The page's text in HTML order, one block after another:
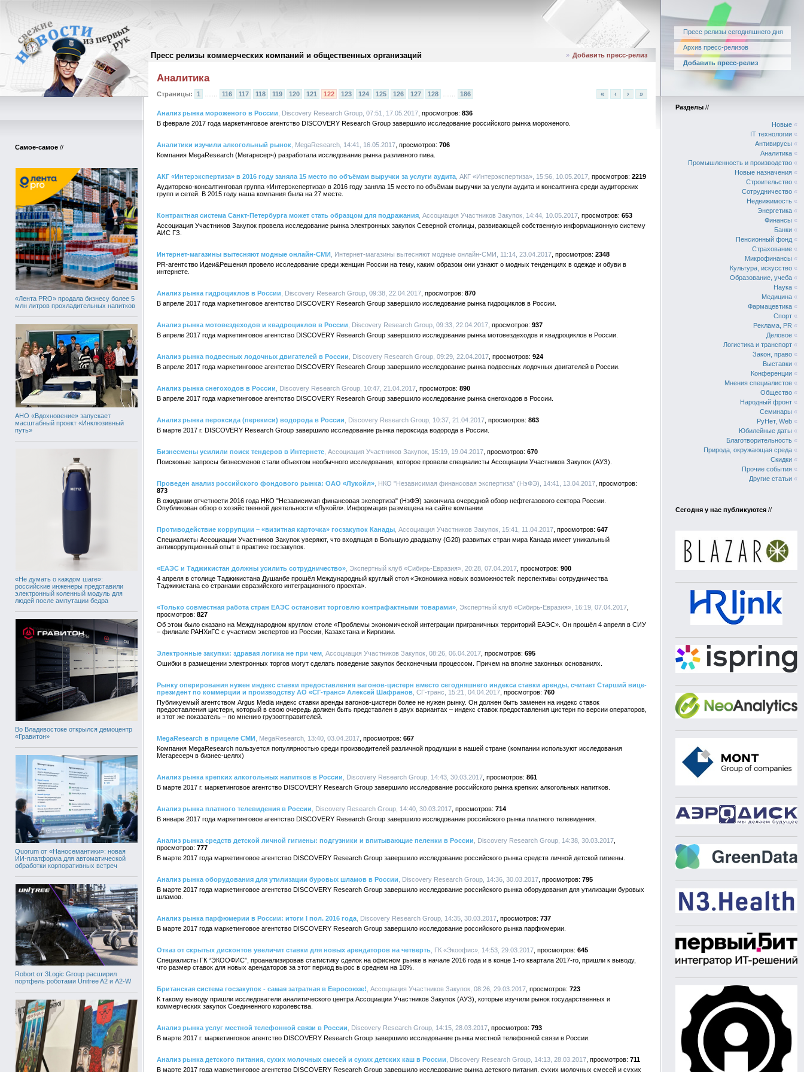
Пресс релизы коммерческих компаний и общественных организаций
Пресс релизы сегодняшнего дня
Архив пресс-релизов
Добавить пресс-релиз
Самое-самое //
«Лента PRO» продала бизнесу более 5
млн литров прохладительных напитков
АНО «Вдохновение» запускает
масштабный проект «Инклюзивный
путь»
«Не думать о каждом шаге»:
российские инженеры представили
электронный коленный модуль для
людей после ампутации бедра
Во Владивостоке открылся демоцентр
«Гравитон»
Quorum от «Наносемантики»: новая
ИИ-платформа для автоматической
обработки корпоративных встреч
Robort от 3Logic Group расширил
портфель роботами Unitree A2 и A2-W
Архив пресс-релизов// » Добавить пресс-релиз
Аналитика
Страницы: 1 116 117 118 119 120 121 122 123 124 125 126 127 128 186 « ‹ › »
Анализ рынка мороженого в России , Discovery Research Group, 07:51, 17.05.2017
836
В феврале 2017 года маркетинговое агентство DISCOVERY Research Group завершило исследование российского рынка мороженого.
Аналитики изучили алкогольный рынок , MegaResearch, 14:41, 16.05.2017
706
Компания MegaResearch (Мегаресерч) разработала исследование рынка разливного пива.
АКГ «Интерэкспертиза» в 2016 году заняла 15 место по объёмам выручки за услуги аудита , АКГ «Интерэкспертиза», 15:56, 10.05.2017
2219
Аудиторско-консалтинговая группа «Интерэкспертиза» в 2016 году заняла 15 место по объёмам выручки за услуги аудита и консалтинга среди аудиторских
групп и сетей. В 2015 году наша компания была на 27 месте.
Контрактная система Санкт-Петербурга может стать образцом для подражания , Ассоциация Участников Закупок, 14:44, 10.05.2017
653
Ассоциация Участников Закупок провела исследование рынка электронных закупок Северной столицы, развивающей собственную информационную систему
АИС ГЗ.
Интернет-магазины вытесняют модные онлайн-СМИ , Интернет-магазины вытесняют модные онлайн-СМИ, 11:14, 23.04.2017
2348
PR-агентство Идеи&Решения провело исследование среди женщин России на тему, каким образом они узнают о модных тенденциях в одежде и обуви в
интернете.
Анализ рынка гидроциклов в России , Discovery Research Group, 09:38, 22.04.2017
870
В апреле 2017 года маркетинговое агентство DISCOVERY Research Group завершило исследование рынка гидроциклов в России.
Анализ рынка мотовездеходов и квадроциклов в России , Discovery Research Group, 09:33, 22.04.2017
937
В апреле 2017 года маркетинговое агентство DISCOVERY Research Group завершило исследование рынка мотовездеходов и квадроциклов в России.
Анализ рынка подвесных лодочных двигателей в России , Discovery Research Group, 09:29, 22.04.2017
924
В апреле 2017 года маркетинговое агентство DISCOVERY Research Group завершило исследование рынка подвесных лодочных двигателей в России.
Анализ рынка снегоходов в России , Discovery Research Group, 10:47, 21.04.2017
890
В апреле 2017 года маркетинговое агентство DISCOVERY Research Group завершило исследование рынка снегоходов в России.
Анализ рынка пероксида (перекиси) водорода в России , Discovery Research Group, 10:37, 21.04.2017
863
В марте 2017 г. DISCOVERY Research Group завершило исследование рынка пероксида водорода в России.
Бизнесмены усилили поиск тендеров в Интернете , Ассоциация Участников Закупок, 15:19, 19.04.2017
670
Поисковые запросы бизнесменов стали объектом необычного исследования, которое провели специалисты Ассоциации Участников Закупок (АУЗ).
Проведен анализ российского фондового рынка: ОАО «Лукойл» , НКО "Независимая финансовая экспертиза" (НэФЭ), 14:41, 13.04.2017
873
В ожидании отчетности 2016 года НКО "Независимая финансовая экспертиза" (НзФЭ) закончила очередной обзор нефтегазового сектора России.
Опубликован обзор о хозяйственной деятельности «Лукойл». Информация размещена на сайте компании
Противодействие коррупции – «визитная карточка» госзакупок Канады , Ассоциация Участников Закупок, 15:41, 11.04.2017
647
Специалисты Ассоциации Участников Закупок уверяют, что входящая в Большую двадцатку (G20) развитых стран мира Канада имеет уникальный
антикоррупционный опыт в практике госзакупок.
«ЕАЭС и Таджикистан должны усилить сотрудничество» , Экспертный клуб «Сибирь-Евразия», 20:28, 07.04.2017
900
4 апреля в столице Таджикистана Душанбе прошёл Международный круглый стол «Экономика новых возможностей: перспективы сотрудничества
Таджикистана со странами евразийского интеграционного проекта».
«Только совместная работа стран ЕАЭС остановит торговлю контрафактными товарами» , Экспертный клуб «Сибирь-Евразия», 16:19, 07.04.2017
827
Об этом было сказано на Международном круглом столе «Проблемы экономической интеграции приграничных территорий ЕАЭС». Он прошёл 4 апреля в СИУ
– филиале РАНХиГС с участием экспертов из России, Казахстана и Киргизии.
Электронные закупки: здравая логика не при чем , Ассоциация Участников Закупок, 08:26, 06.04.2017
695
Ошибки в размещении электронных торгов могут сделать поведение закупок бесконечным процессом. Причем на вполне законных основаниях.
Рынку оперирования нужен индекс ставки предоставления вагонов-цистерн вместо сегодняшнего индекса ставки аренды, считает Старший вице-
президент по коммерции и производству АО «СГ-транс» Алексей Шафранов , СГ-транс, 15:21, 04.04.2017
760
Публикуемый агентством Argus Media индекс ставки аренды вагонов-цистерн более не нужен рынку. Он должен быть заменен на индекс ставок
предоставления цистерн, который в свою очередь должен быть представлен в двух вариантах – индекс ставок предоставления цистерн по версии операторов,
и этот же показатель – по мнению грузоотправителей.
MegaResearch в прицеле СМИ , MegaResearch, 13:40, 03.04.2017
667
Компания MegaResearch пользуется популярностью среди производителей различной продукции в нашей стране (компании используют исследования
Мегаресерч в бизнес-целях)
Анализ рынка крепких алкогольных напитков в России , Discovery Research Group, 14:43, 30.03.2017
861
В марте 2017 г. маркетинговое агентство DISCOVERY Research Group завершило исследование российского рынка крепких алкогольных напитков.
Анализ рынка платного телевидения в России , Discovery Research Group, 14:40, 30.03.2017
714
В январе 2017 года маркетинговое агентство DISCOVERY Research Group завершило исследование российского рынка платного телевидения.
Анализ рынка средств детской личной гигиены: подгузники и впитывающие пеленки в России , Discovery Research Group, 14:38, 30.03.2017
777
В марте 2017 года маркетинговое агентство DISCOVERY Research Group завершило исследование российского рынка средств личной детской гигиены.
Анализ рынка оборудования для утилизации буровых шламов в России , Discovery Research Group, 14:36, 30.03.2017
795
В марте 2017 года маркетинговое агентство DISCOVERY Research Group завершило исследование российского рынка оборудования для утилизации буровых
шламов.
Анализ рынка парфюмерии в России: итоги I пол. 2016 года , Discovery Research Group, 14:35, 30.03.2017
737
В марте 2017 года маркетинговое агентство DISCOVERY Research Group завершило исследование российского рынка парфюмерии.
Отказ от скрытых дисконтов увеличит ставки для новых арендаторов на четверть , ГК «Экоофис», 14:53, 29.03.2017
645
Специалисты ГК “ЭКООФИС”, проанализировав статистику сделок на офисном рынке в начале 2016 года и в конце 1-го квартала 2017-го, пришли к выводу,
что размер ставок для новых арендаторов за этот период вырос в среднем на 10%.
Британская система госзакупок - самая затратная в Евросоюзе! , Ассоциация Участников Закупок, 08:26, 29.03.2017
723
К такому выводу пришли исследователи аналитического центра Ассоциации Участников Закупок (АУЗ), которые изучили рынок государственных и
коммерческих закупок Соединенного королевства.
Анализ рынка услуг местной телефонной связи в России , Discovery Research Group, 14:15, 28.03.2017
793
В марте 2017 г. маркетинговое агентство DISCOVERY Research Group завершило исследование рынка местной телефонной связи в России.
Анализ рынка детского питания, сухих молочных смесей и сухих детских каш в России , Discovery Research Group, 14:13, 28.03.2017
711
В марте 2017 года маркетинговое агентство DISCOVERY Research Group завершило исследование рынка детского питания, сухих молочных смесей и сухих
Разделы //
Новые «
IT технологии «
Антивирусы «
Аналитика «
Промышленность и производство «
Новые назначения «
Строительство «
Сотрудничество «
Недвижимость «
Энергетика «
Финансы «
Банки «
Пенсионный фонд «
Страхование «
Микрофинансы «
Культура, искусство «
Образование, учеба «
Наука «
Медицина «
Фармацевтика «
Спорт «
Реклама, PR «
Деловое «
Логистика и транспорт «
Закон, право «
Выставки «
Конференции «
Мнения специалистов «
Общество «
Народный фронт «
Семинары «
РуНет, Web «
Юбилейные даты «
Благотворительность «
Природа, окружающая среда «
Скидки «
Прочие события «
Другие статьи «
Сегодня у нас публикуются //